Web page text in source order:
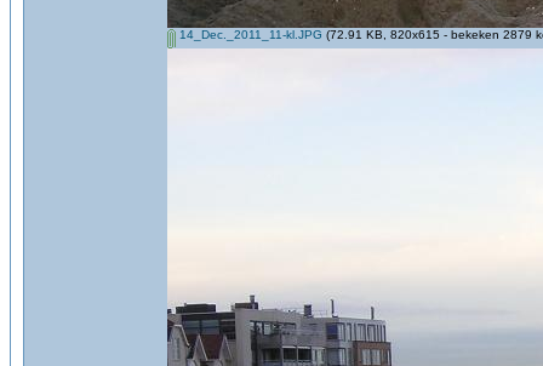
14_Dec._2011_11-kl.JPG (72.91 KB, 820x615 - bekeken 2879